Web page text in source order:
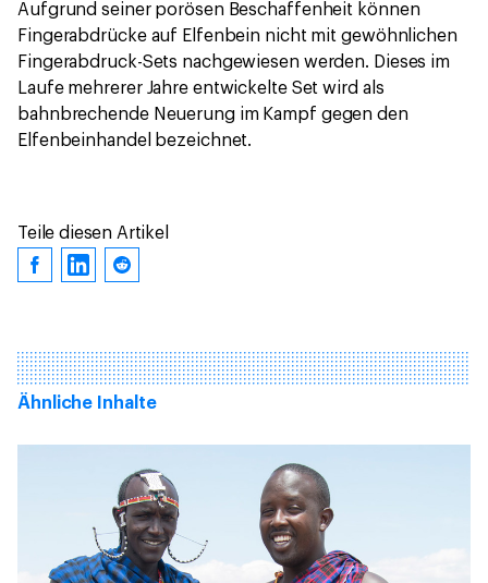
Aufgrund seiner porösen Beschaffenheit können
Fingerabdrücke auf Elfenbein nicht mit gewöhnlichen
Fingerabdruck-Sets nachgewiesen werden. Dieses im
Laufe mehrerer Jahre entwickelte Set wird als
bahnbrechende Neuerung im Kampf gegen den
Elfenbeinhandel bezeichnet.
Teile diesen Artikel
Ähnliche Inhalte